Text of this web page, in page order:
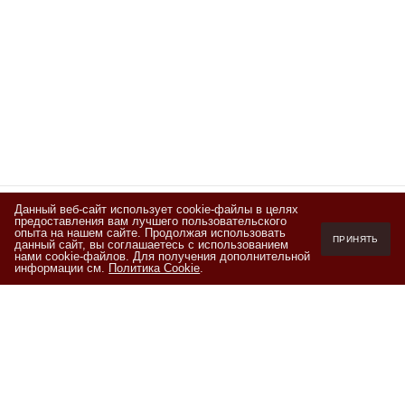
Подписывайтесь
на новости и акции
Данный веб-сайт использует cookie-файлы в целях
предоставления вам лучшего пользовательского
опыта на нашем сайте. Продолжая использовать
данный сайт, вы соглашаетесь с использованием
нами cookie-файлов. Для получения дополнительной
информации см. Политика Cookie.
ПРИНЯТЬ